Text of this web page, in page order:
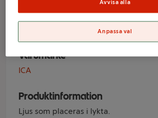
ICA
Varumärke
ICA
Produktinformation
Ljus som placeras i lykta.
Avvisa alla
Anpassa val